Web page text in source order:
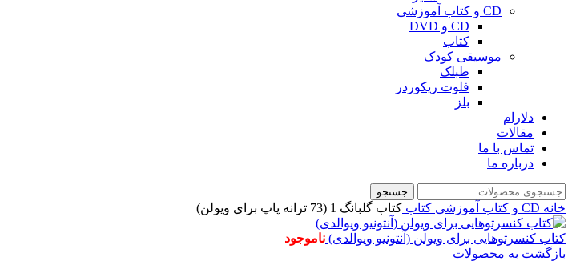
CD و کتاب آموزشی
CD و DVD
کتاب
موسیقی کودک
طبلک
فلوت ریکوردر
بلز
دلارام
مقالات
تماس با ما
درباره ما
جستجو
خانه CD و کتاب آموزشی کتاب کتاب گلبانگ 1 (73 ترانه پاپ برای ویولن)
کتاب کنسرتوهایی برای ویولن (آنتونیو ویوالدی) ناموجود
بازگشت به محصولات